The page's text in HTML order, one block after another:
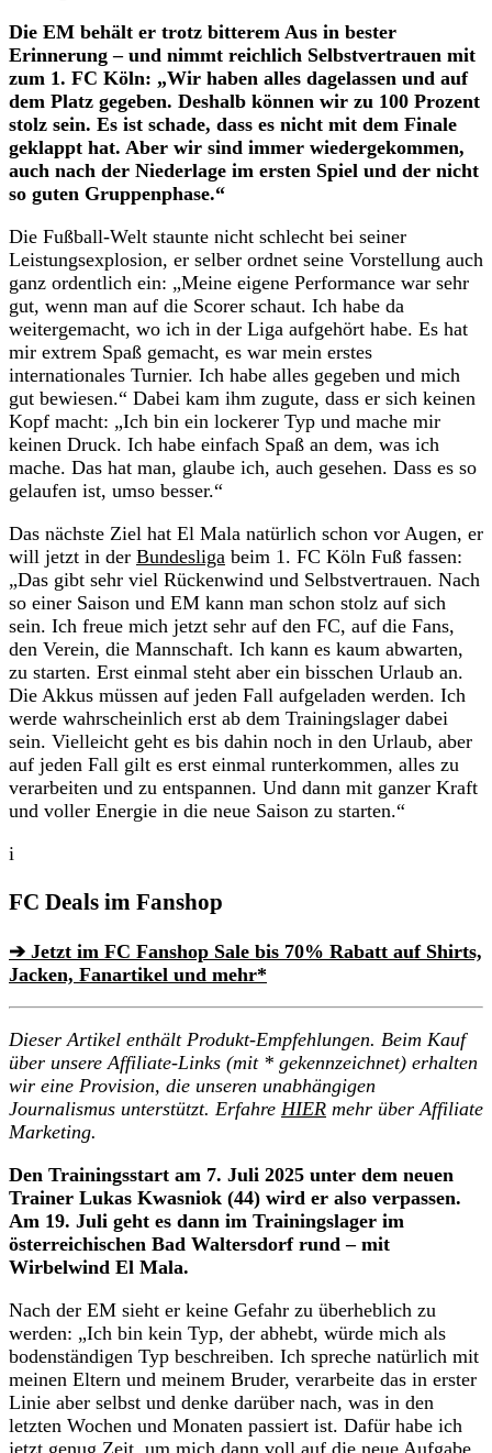
Die EM behält er trotz bitterem Aus in bester
Erinnerung – und nimmt reichlich Selbstvertrauen mit
zum 1. FC Köln: „Wir haben alles dagelassen und auf
dem Platz gegeben. Deshalb können wir zu 100 Prozent
stolz sein. Es ist schade, dass es nicht mit dem Finale
geklappt hat. Aber wir sind immer wiedergekommen,
auch nach der Niederlage im ersten Spiel und der nicht
so guten Gruppenphase.“
Die Fußball-Welt staunte nicht schlecht bei seiner
Leistungsexplosion, er selber ordnet seine Vorstellung auch
ganz ordentlich ein: „Meine eigene Performance war sehr
gut, wenn man auf die Scorer schaut. Ich habe da
weitergemacht, wo ich in der Liga aufgehört habe. Es hat
mir extrem Spaß gemacht, es war mein erstes
internationales Turnier. Ich habe alles gegeben und mich
gut bewiesen.“ Dabei kam ihm zugute, dass er sich keinen
Kopf macht: „Ich bin ein lockerer Typ und mache mir
keinen Druck. Ich habe einfach Spaß an dem, was ich
mache. Das hat man, glaube ich, auch gesehen. Dass es so
gelaufen ist, umso besser.“
Das nächste Ziel hat El Mala natürlich schon vor Augen, er
will jetzt in der Bundesliga beim 1. FC Köln Fuß fassen:
„Das gibt sehr viel Rückenwind und Selbstvertrauen. Nach
so einer Saison und EM kann man schon stolz auf sich
sein. Ich freue mich jetzt sehr auf den FC, auf die Fans,
den Verein, die Mannschaft. Ich kann es kaum abwarten,
zu starten. Erst einmal steht aber ein bisschen Urlaub an.
Die Akkus müssen auf jeden Fall aufgeladen werden. Ich
werde wahrscheinlich erst ab dem Trainingslager dabei
sein. Vielleicht geht es bis dahin noch in den Urlaub, aber
auf jeden Fall gilt es erst einmal runterkommen, alles zu
verarbeiten und zu entspannen. Und dann mit ganzer Kraft
und voller Energie in die neue Saison zu starten.“
i
FC Deals im Fanshop
➔ Jetzt im FC Fanshop Sale bis 70% Rabatt auf Shirts,
Jacken, Fanartikel und mehr*
Dieser Artikel enthält Produkt-Empfehlungen. Beim Kauf
über unsere Affiliate-Links (mit * gekennzeichnet) erhalten
wir eine Provision, die unseren unabhängigen
Journalismus unterstützt. Erfahre HIER mehr über Affiliate
Marketing.
Den Trainingsstart am 7. Juli 2025 unter dem neuen
Trainer Lukas Kwasniok (44) wird er also verpassen.
Am 19. Juli geht es dann im Trainingslager im
österreichischen Bad Waltersdorf rund – mit
Wirbelwind El Mala.
Nach der EM sieht er keine Gefahr zu überheblich zu
werden: „Ich bin kein Typ, der abhebt, würde mich als
bodenständigen Typ beschreiben. Ich spreche natürlich mit
meinen Eltern und meinem Bruder, verarbeite das in erster
Linie aber selbst und denke darüber nach, was in den
letzten Wochen und Monaten passiert ist. Dafür habe ich
jetzt genug Zeit, um mich dann voll auf die neue Aufgabe